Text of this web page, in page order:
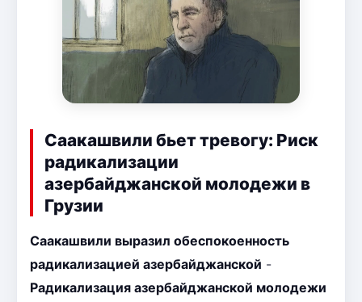
Саакашвили бьет тревогу: Риск
радикализации
азербайджанской молодежи в
Грузии
Саакашвили выразил обеспокоенность
радикализацией азербайджанской -
Радикализация азербайджанской молодежи